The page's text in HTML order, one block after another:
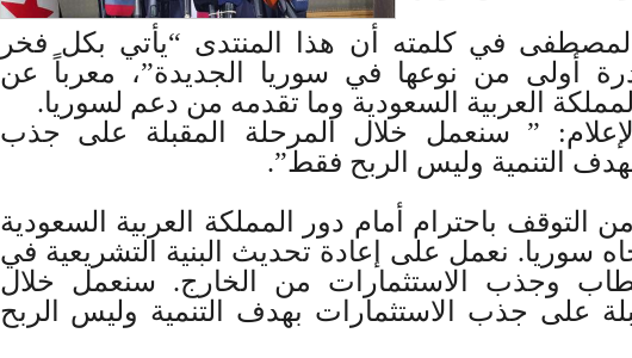
المصطفى في كلمته أن هذا المنتدى “يأتي بكل فخر
أولى من نوعها في سوريا الجديدة”، معرباً عن
العربية السعودية وما تقدمه من دعم لسوريا.
” سنعمل خلال المرحلة المقبلة على جذب
بهدف التنمية وليس الربح فقط”.
التوقف باحترام أمام دور المملكة العربية السعودية
سوريا. نعمل على إعادة تحديث البنية التشريعية في
وجذب الاستثمارات من الخارج. سنعمل خلال
على جذب الاستثمارات بهدف التنمية وليس الربح